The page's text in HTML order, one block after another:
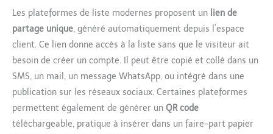
Les plateformes de liste modernes proposent un lien de
partage unique, généré automatiquement depuis l’espace
client. Ce lien donne accès à la liste sans que le visiteur ait
besoin de créer un compte. Il peut être copié et collé dans un
SMS, un mail, un message WhatsApp, ou intégré dans une
publication sur les réseaux sociaux. Certaines plateformes
permettent également de générer un QR code
téléchargeable, pratique à insérer dans un faire-part papier